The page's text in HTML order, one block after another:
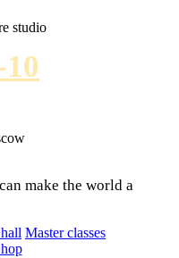
studio
make the world a
Master classes